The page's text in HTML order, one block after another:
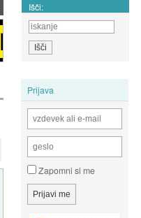
Išči:
Prijava
Zapomni si me